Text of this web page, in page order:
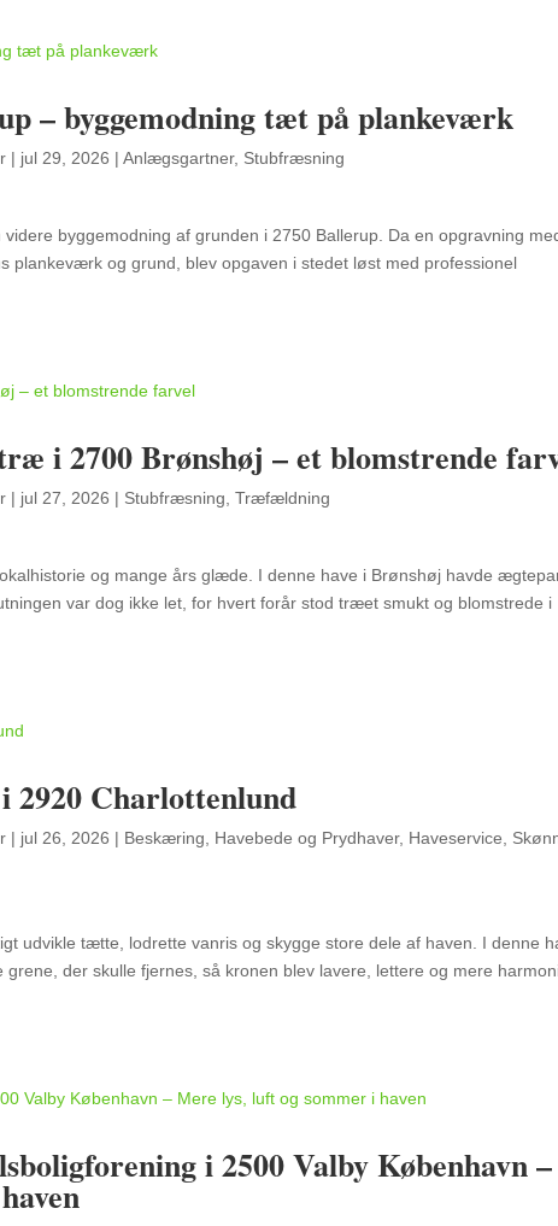
– byggemodning tæt på plankeværk
| jul 29, 2026 |Anlægsgartner, Stubfræsning
byggemodning af grunden i 2750 Ballerup. Da en opgravning
plankeværk og grund, blev opgaven i stedet løst med professionel
i 2700 Brønshøj – et blomstrende
| jul 27, 2026 | Stubfræsning ,Træfældning
og mange års glæde. I denne have i Brønshøj havde
var dog ikke let, for hvert forår stod træet smukt og blomstrede i
Charlottenlund
| jul 26, 2026 | Beskæring Havebede og Prydhaver, Haveservice
udvikle tætte, lodrette vanris og skygge store dele af haven. I denne
der skulle fjernes, så kronen blev lavere, lettere og mere
i 2500 Valby København –